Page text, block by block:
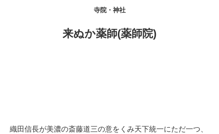
寺院・神社
来ぬか薬師(薬師院)
織田信長が美濃の斎藤道三の意をくみ天下統一にただ一つ、